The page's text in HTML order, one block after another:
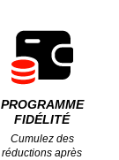
PROGRAMME
FIDÉLITÉ
Cumulez des
réductions après